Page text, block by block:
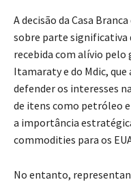
A decisão da Casa
sobre parte significativa
recebida com alívio pelo
Itamaraty e do Mdic,
defender os interesses
de itens como petróleo
a importância
commodities para os
No entanto,